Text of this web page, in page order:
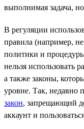
выполнимая задача,
В регуляции
правила (например,
политики и
нельзя использовать
а также законы,
уровне. Так, недавно
закон, запрещающий
аккаунт и